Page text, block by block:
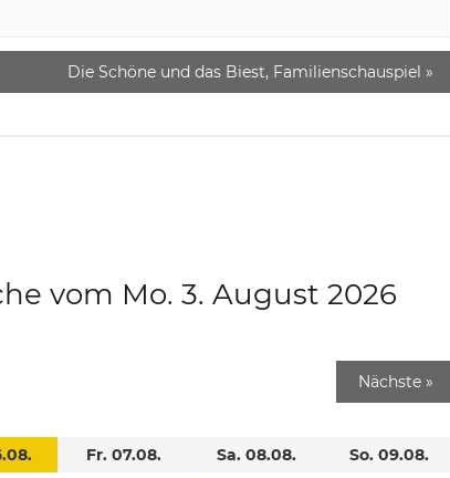
Die Schöne und das Biest, Familienschauspiel »
vom Mo. 3. August 2026
Nächste »
Fr. 07.08.
Sa. 08.08.
So. 09.08.